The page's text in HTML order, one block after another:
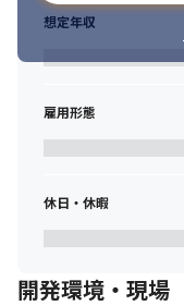
想定年収
雇用形態
休日・休暇
開発環境・現場